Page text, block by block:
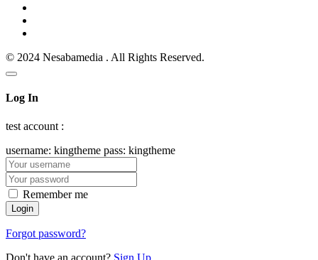
© 2024 Nesabamedia . All Rights Reserved.
Log In
test account :
username: kingtheme pass: kingtheme
Remember me
Forgot password?
Don't have an account? Sign Up